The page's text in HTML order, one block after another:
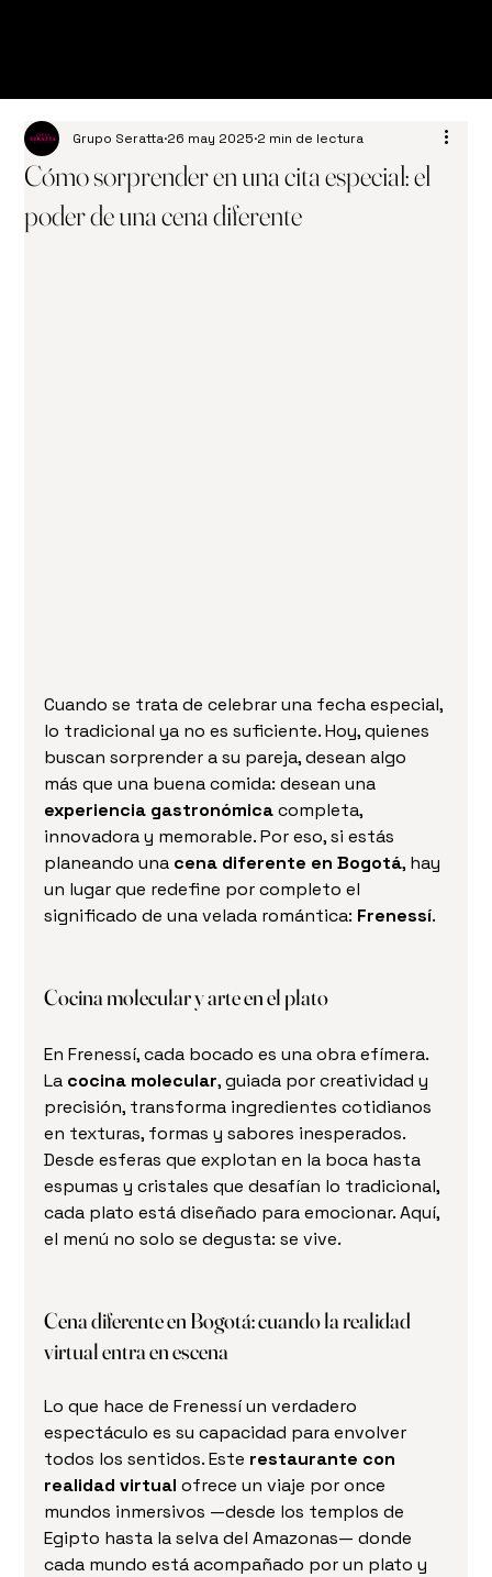
Cómo sorprender en una cita especial: el
poder de una cena diferente
Grupo Seratta 26 may 2025 2 min de lectura
Cuando se trata de celebrar una fecha especial,
lo tradicional ya no es suficiente. Hoy, quienes
buscan sorprender a su pareja, desean algo
más que una buena comida: desean una
experiencia gastronómica completa,
innovadora y memorable. Por eso, si estás
planeando una cena diferente en Bogotá, hay
un lugar que redefine por completo el
significado de una velada romántica: Frenessí.
Cocina molecular y arte en el plato
En Frenessí, cada bocado es una obra efímera.
La cocina molecular, guiada por creatividad y
precisión, transforma ingredientes cotidianos
en texturas, formas y sabores inesperados.
Desde esferas que explotan en la boca hasta
espumas y cristales que desafían lo tradicional,
cada plato está diseñado para emocionar. Aquí,
el menú no solo se degusta: se vive.
Cena diferente en Bogotá: cuando la realidad
virtual entra en escena
Lo que hace de Frenessí un verdadero
espectáculo es su capacidad para envolver
todos los sentidos. Este restaurante con
realidad virtual ofrece un viaje por once
mundos inmersivos —desde los templos de
Egipto hasta la selva del Amazonas— donde
cada mundo está acompañado por un plato y